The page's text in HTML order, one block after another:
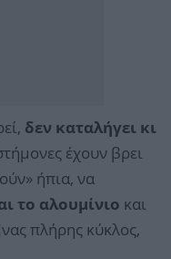
δεν καταλήγει κι
έχουν βρει
ήπια, να
το αλουμίνιο και
πλήρης κύκλος,